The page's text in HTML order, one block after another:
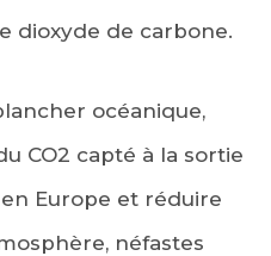
dioxyde de carbone.
océanique,
CO2 capté à la sortie
Europe et réduire
néfastes